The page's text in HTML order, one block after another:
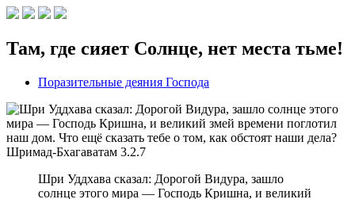
Там, где сияет Солнце, нет места тьме!
Поразительные деяния Господа
Шримад-Бхагаватам 3.2.7
Шри Уддхава сказал: Дорогой Видура, зашло
солнце этого мира — Господь Кришна, и великий